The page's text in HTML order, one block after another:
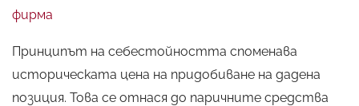
фирма
Принципът на себестойността споменава
историческата цена на придобиване на дадена
позиция. Това се отнася до паричните средства